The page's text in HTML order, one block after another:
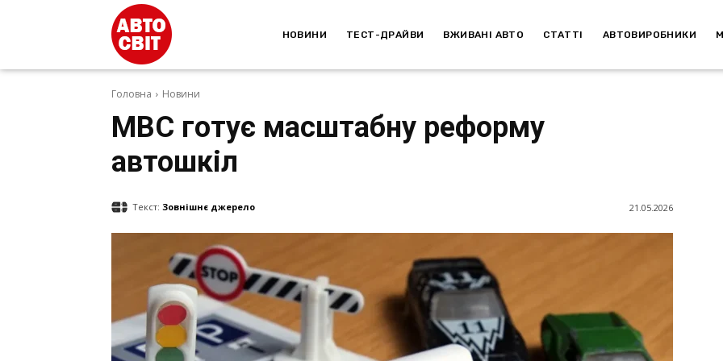
НОВИНИ ТЕСТ-ДРАЙВИ ВЖИВАНІ АВТО СТАТТІ АВТОВИРОБНИКИ
Головна Новини
МВС готує масштабну реформу
автошкіл
Текст: Зовнішнє джерело 21.05.2026